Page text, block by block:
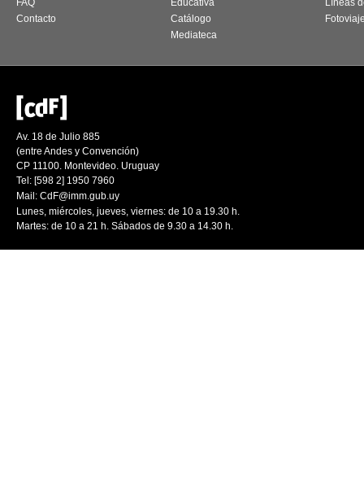
FAQ
Contacto
Educativa
Catálogo
Mediateca
Líneas
Av. 18 de Julio 885
(entre Andes y Convención)
CP 11100. Montevideo. Uruguay
Tel: [598 2] 1950 7960
Mail: CdF@imm.gub.uy
Lunes, miércoles, jueves, viernes: de 10 a 19.30 h.
Martes: de 10 a 21 h. Sábados de 9.30 a 14.30 h.